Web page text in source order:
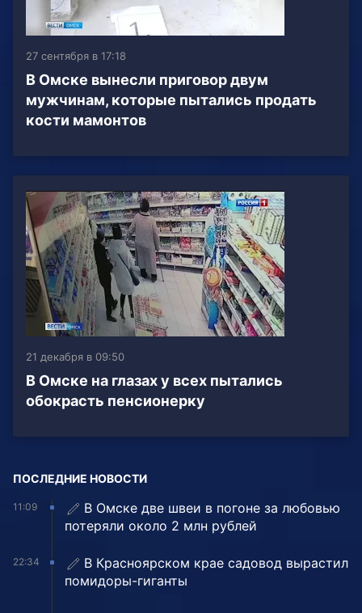
27 сентября в 17:18
В Омске вынесли приговор двум
мужчинам, которые пытались продать
кости мамонтов
21 декабря в 09:50
В Омске на глазах у всех пытались
обокрасть пенсионерку
ПОСЛЕДНИЕ НОВОСТИ
11:09
В Омске две швеи в погоне за любовью
потеряли около 2 млн рублей
22:34
В Красноярском крае садовод вырастил
помидоры-гиганты